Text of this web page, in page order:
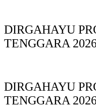
DIRGAHAYU
TENGGARA
DIRGAHAYU
TENGGARA